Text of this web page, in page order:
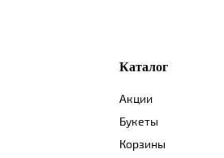
Каталог
Акции
Букеты
Корзины